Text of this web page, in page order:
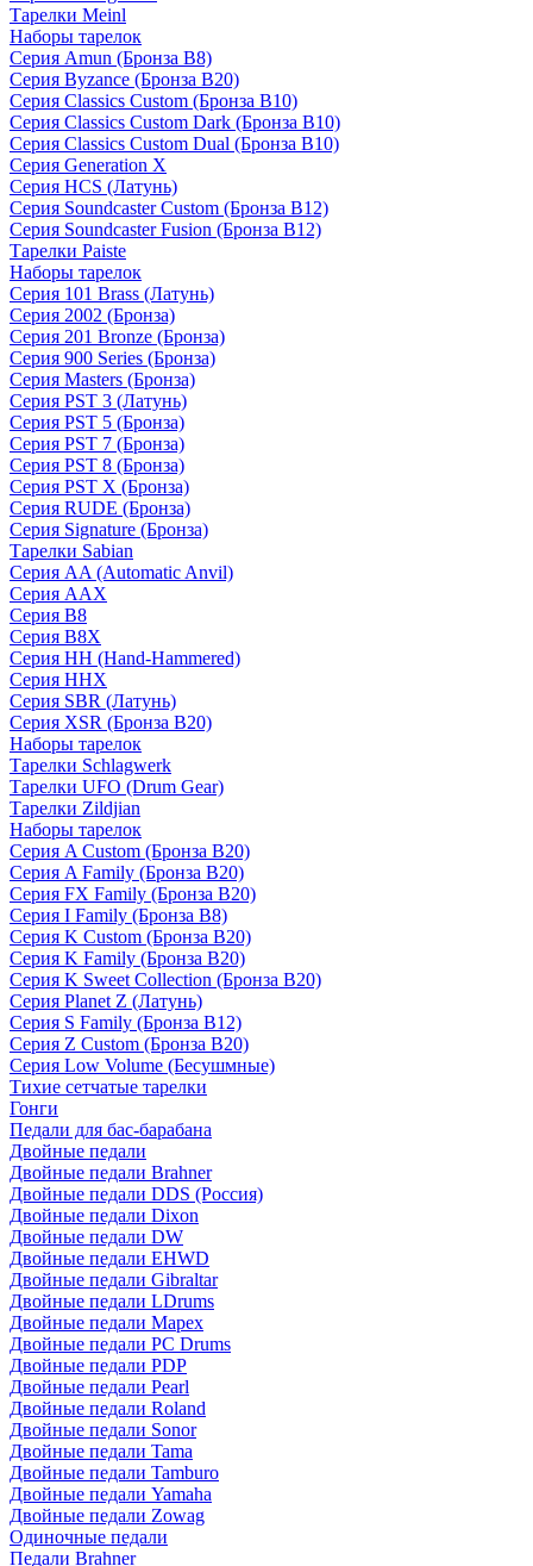
Тарелки Meinl
Наборы тарелок
Серия Amun (Бронза B8)
Серия Byzance (Бронза B20)
Серия Classics Custom (Бронза B10)
Серия Classics Custom Dark (Бронза B10)
Серия Classics Custom Dual (Бронза B10)
Серия Generation X
Серия HCS (Латунь)
Серия Soundcaster Custom (Бронза B12)
Серия Soundcaster Fusion (Бронза B12)
Тарелки Paiste
Наборы тарелок
Серия 101 Brass (Латунь)
Серия 2002 (Бронза)
Серия 201 Bronze (Бронза)
Серия 900 Series (Бронза)
Серия Masters (Бронза)
Серия PST 3 (Латунь)
Серия PST 5 (Бронза)
Серия PST 7 (Бронза)
Серия PST 8 (Бронза)
Серия PST X (Бронза)
Серия RUDE (Бронза)
Серия Signature (Бронза)
Тарелки Sabian
Серия AA (Automatic Anvil)
Серия AAX
Серия B8
Серия B8X
Серия HH (Hand-Hammered)
Серия HHX
Серия SBR (Латунь)
Серия XSR (Бронза B20)
Наборы тарелок
Тарелки Schlagwerk
Тарелки UFO (Drum Gear)
Тарелки Zildjian
Наборы тарелок
Серия A Custom (Бронза B20)
Серия A Family (Бронза B20)
Серия FX Family (Бронза B20)
Серия I Family (Бронза B8)
Серия K Custom (Бронза B20)
Серия K Family (Бронза B20)
Серия K Sweet Collection (Бронза B20)
Серия Planet Z (Латунь)
Серия S Family (Бронза B12)
Серия Z Custom (Бронза B20)
Серия Low Volume (Бесушмные)
Тихие сетчатые тарелки
Гонги
Педали для бас-барабана
Двойные педали
Двойные педали Brahner
Двойные педали DDS (Россия)
Двойные педали Dixon
Двойные педали DW
Двойные педали EHWD
Двойные педали Gibraltar
Двойные педали LDrums
Двойные педали Mapex
Двойные педали PC Drums
Двойные педали PDP
Двойные педали Pearl
Двойные педали Roland
Двойные педали Sonor
Двойные педали Tama
Двойные педали Tamburo
Двойные педали Yamaha
Двойные педали Zowag
Одиночные педали
Педали Brahner